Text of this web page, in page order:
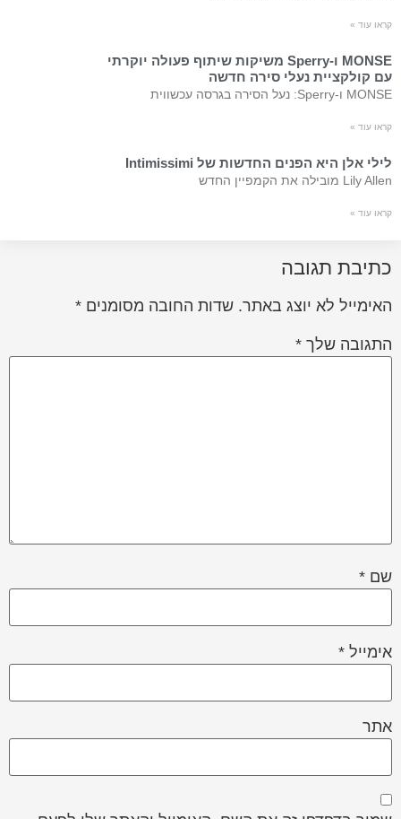
קראו עוד »
MONSE ו-Sperry משיקות שיתוף פעולה יוקרתי
עם קולקציית נעלי סירה חדשה
MONSE ו-Sperry: נעל הסירה בגרסה עכשווית
קראו עוד »
לילי אלן היא הפנים החדשות של Intimissimi
Lily Allen מובילה את הקמפיין החדש
קראו עוד »
כתיבת תגובה
האימייל לא יוצג באתר. שדות החובה מסומנים *
התגובה שלך *
שם *
אימייל *
אתר